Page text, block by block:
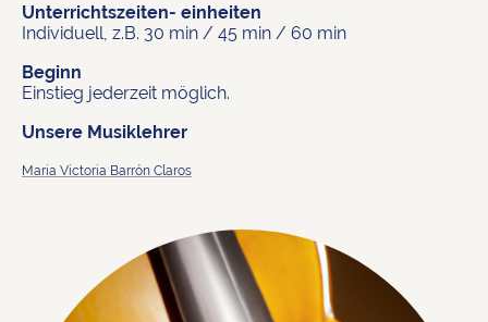
Unterrichtszeiten- einheiten
Individuell, z.B. 30 min / 45 min / 60 min
Beginn
Einstieg jederzeit möglich.
Unsere Musiklehrer
Maria Victoria Barrón Claros